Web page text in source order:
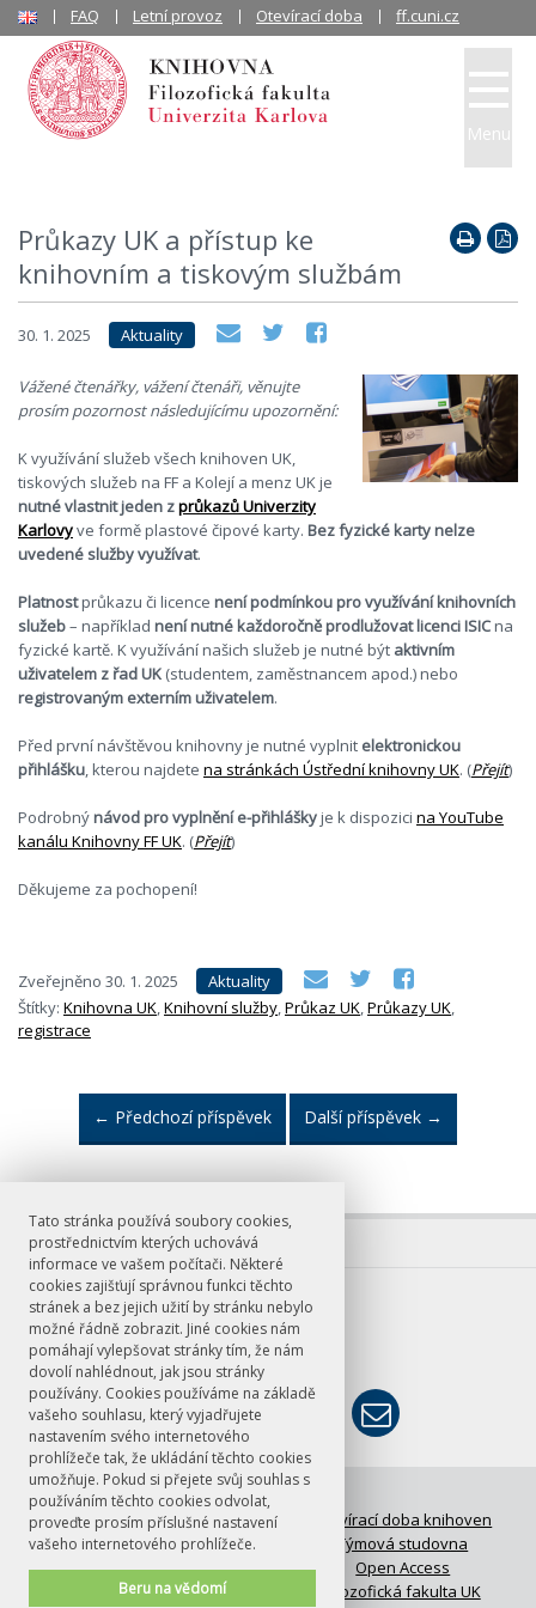
Tato stránka používá soubory cookies,
prostřednictvím kterých uchovává
informace ve vašem počítači. Některé
cookies zajišťují správnou funkci těchto
stránek a bez jejich užití by stránku nebylo
možné řádně zobrazit. Jiné cookies nám
pomáhají vylepšovat stránky tím, že nám
dovolí nahlédnout, jak jsou stránky
používány. Cookies používáme na základě
vašeho souhlasu, který vyjadřujete
nastavením svého internetového
prohlížeče tak, že ukládání těchto cookies
umožňuje. Pokud si přejete svůj souhlas s
používáním těchto cookies odvolat,
proveďte prosím příslušné nastavení
vašeho internetového prohlížeče.
Beru na vědomí
Průkazy UK a přístup ke
knihovním a tiskovým službám
30. 1. 2025 Aktuality
Vážené čtenářky, vážení čtenáři, věnujte
prosím pozornost následujícímu upozornění:
K využívání služeb všech knihoven UK,
tiskových služeb na FF a Kolejí a menz UK je
nutné vlastnit jeden zprůkazů Univerzity
Karlovyve formě plastové čipové karty. Bez fyzické karty nelze
uvedené služby využívat.
Platnostprůkazu či licence není podmínkou pro využívání knihovních
služeb– například není nutné každoročně prodlužovat licenci ISICna
fyzické kartě. K využívání našich služeb je nutné být aktivním
uživatelem z řad UK (studentem, zaměstnancem apod.) nebo
registrovaným externím uživatelem.
Před první návštěvou knihovny je nutné vyplnit elektronickou
přihlášku, kterou najdete na stránkách Ústřední knihovny UK. (Přejít)
Podrobnýnávod pro vyplnění e-přihláškyje k dispozici na YouTube
kanálu Knihovny FF UK. (Přejít)
Děkujeme za pochopení!
Zveřejněno 30. 1. 2025
Aktuality
Štítky: Knihovna UK,Knihovní služby,Průkaz UK,Průkazy UK,
registrace
← Předchozí příspěvek Další příspěvek →
Menu
FAQ Letní provoz Otevírací doba ff.cuni.cz
E-mail
knihovna@ff.cuni.cz
© FF UK 2026
FAQ: Časté otázky
Otevírací doba knihoven
Meziknihovní výpůjční služba
Týmová studovna
UKAŽ
Open Access
Kontakty
Filozofická fakulta UK